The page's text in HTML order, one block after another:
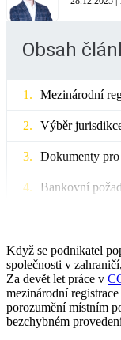
Obsah
Mezinárodní
Výběr
Dokumenty
Bankovní
Registrace
požadavky
Termíny
Vzdálená
Když se podnikatel
společnosti v
Za devět let práce v
mezinárodní
porozumění místním
bezchybném